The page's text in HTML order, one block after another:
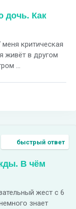
дочь. Как
критическая
живёт в другом
...
быстрый ответ
В чём
жест с 6
знает